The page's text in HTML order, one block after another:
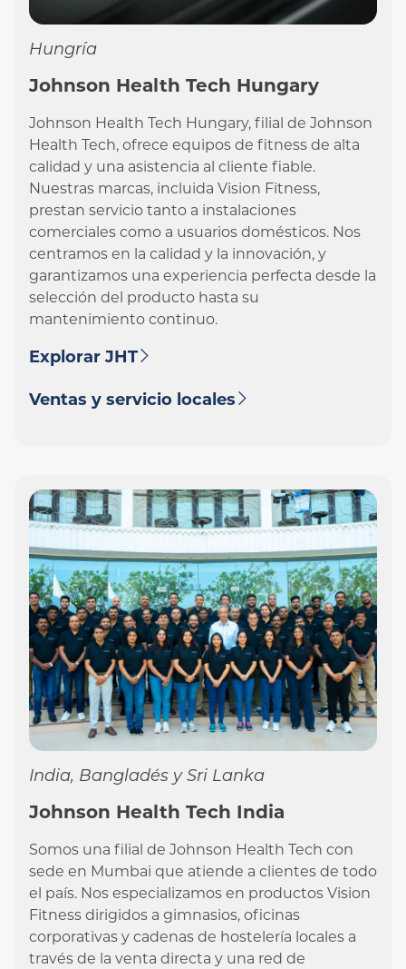
Hungría
Johnson Health Tech Hungary
Johnson Health Tech Hungary, filial de Johnson
Health Tech, ofrece equipos de fitness de alta
calidad y una asistencia al cliente fiable.
Nuestras marcas, incluida Vision Fitness,
prestan servicio tanto a instalaciones
comerciales como a usuarios domésticos. Nos
centramos en la calidad y la innovación, y
garantizamos una experiencia perfecta desde la
selección del producto hasta su
mantenimiento continuo.
Explorar JHT
Ventas y servicio locales
India, Bangladés y Sri Lanka
Johnson Health Tech India
Somos una filial de Johnson Health Tech con
sede en Mumbai que atiende a clientes de todo
el país. Nos especializamos en productos Vision
Fitness dirigidos a gimnasios, oficinas
corporativas y cadenas de hostelería locales a
través de la venta directa y una red de